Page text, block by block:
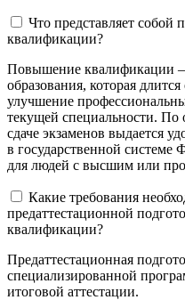
Что представляет
квалификации?
Повышение квалификации
образования, которая
улучшение
текущей специальности.
сдаче экзаменов выдается
в государственной
для людей с высшим или
Какие требования
предаттестационной
квалификации?
Предаттестационная
специализированной
итоговой аттестации.